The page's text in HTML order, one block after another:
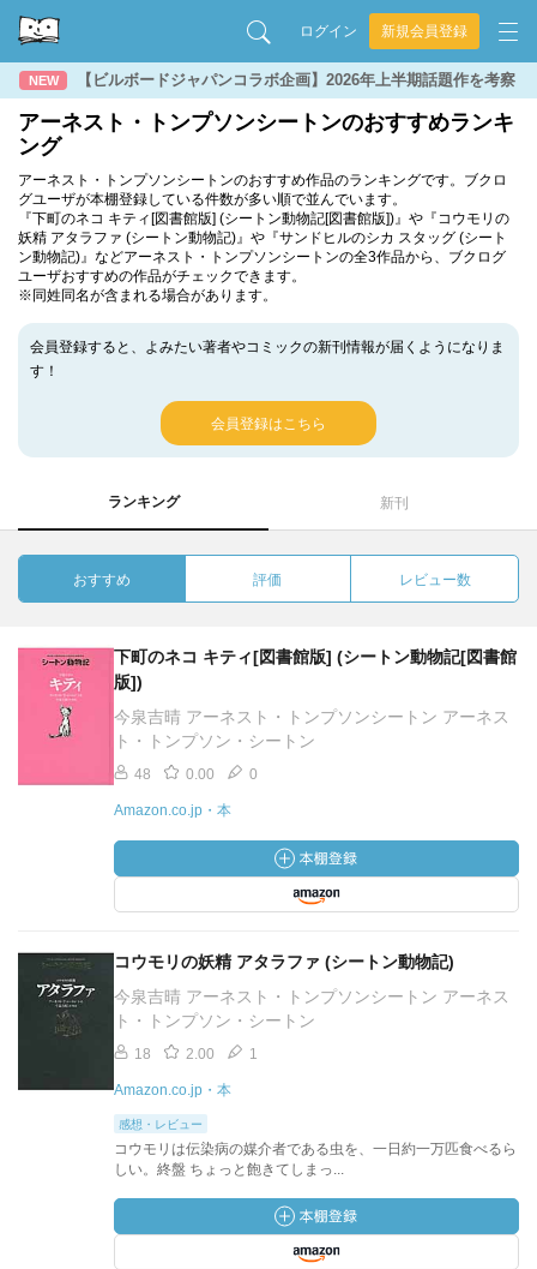
ログイン 新規会員登録
NEW 【ビルボードジャパンコラボ企画】2026年上半期話題作を考察
アーネスト・トンプソンシートンのおすすめランキ
ング
アーネスト・トンプソンシートンのおすすめ作品のランキングです。ブクロ
グユーザが本棚登録している件数が多い順で並んでいます。
『下町のネコ キティ[図書館版] (シートン動物記[図書館版])』や『コウモリの
妖精 アタラファ (シートン動物記)』や『サンドヒルのシカ スタッグ (シート
ン動物記)』などアーネスト・トンプソンシートンの全3作品から、ブクログ
ユーザおすすめの作品がチェックできます。
※同姓同名が含まれる場合があります。
会員登録すると、よみたい著者やコミックの新刊情報が届くようになりま
す！
会員登録はこちら
ランキング 新刊
おすすめ 評価 レビュー数
下町のネコ キティ[図書館版] (シートン動物記[図書館
版])
今泉吉晴 アーネスト・トンプソンシートン アーネス
ト・トンプソン・シートン
48 0.00 0
Amazon.co.jp・本
コウモリの妖精 アタラファ (シートン動物記)
今泉吉晴 アーネスト・トンプソンシートン アーネス
ト・トンプソン・シートン
18 2.00 1
Amazon.co.jp・本
感想・レビュー
コウモリは伝染病の媒介者である虫を、一日約一万匹食べるら
しい。終盤 ちょっと飽きてしまっ...